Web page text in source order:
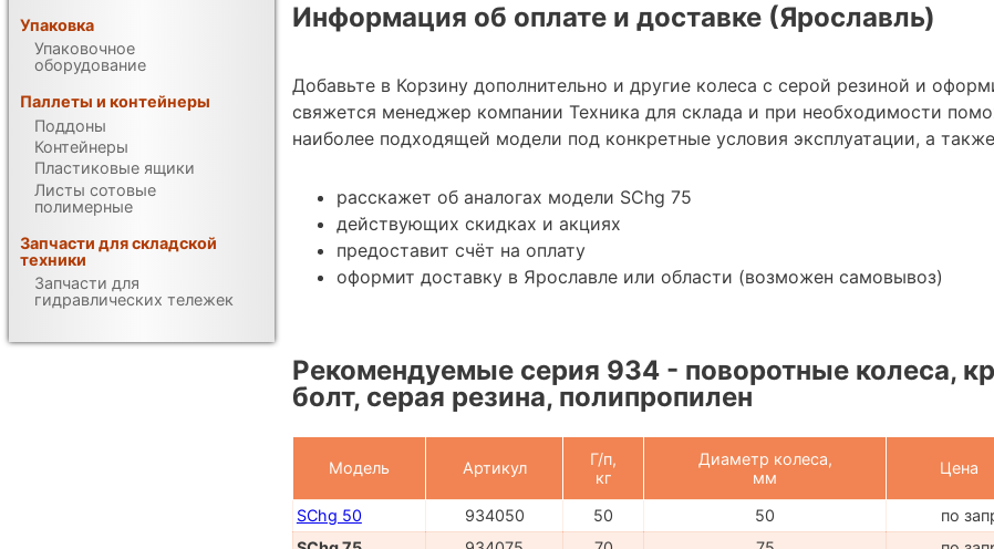
Информация об оплате и доставке (Ярославль)
Добавьте в Корзину дополнительно и другие колеса с серой резиной и
свяжется менеджер компании Техника для склада и при необходимости
наиболее подходящей модели под конкретные условия эксплуатации, а
расскажет об аналогах модели SChg 75
действующих скидках и акциях
предоставит счёт на оплату
оформит доставку в Ярославле или области (возможен самовывоз)
Рекомендуемые серия 934 - поворотные колеса,
болт, серая резина, полипропилен
Модель Артикул
Г/п,
кг
Диаметр колеса,
мм
Цена
SChg 50 934050 50 50
по
Упаковка
Упаковочное
оборудование
Паллеты и контейнеры
Поддоны
Контейнеры
Пластиковые ящики
Листы сотовые
полимерные
Запчасти для складской
техники
Запчасти для
гидравлических тележек